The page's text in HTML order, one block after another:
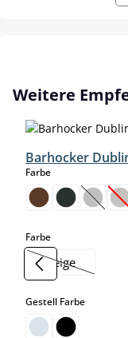
Produktgalerie
Weitere
Barhocker
Farbeauswählen
(Diese
Farbeauswählen
beige
(Diese Option
Gestell Farbe